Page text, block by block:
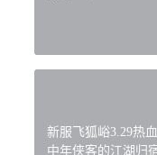
新服飞狐峪3.29热
中年侠客的江湖归宿